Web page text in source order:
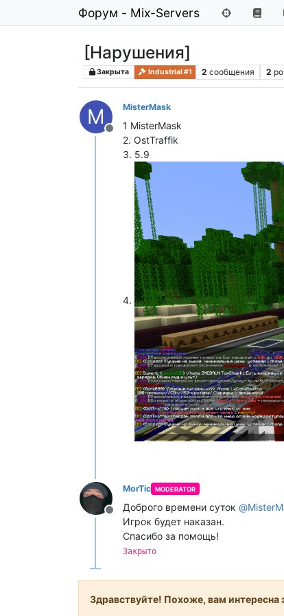
Форум - Mix-Servers
[Нарушения]
Закрыта Industrial #1 2 сообщения 2
M
Не в сети
MisterMask
1 MisterMask
2. OstTraffik
3. 5.9
4.
Не в сети
MorTic MODERATOR
Доброго времени суток @
Игрок будет наказан.
Спасибо за помощь!
Закрыто
Здравствуйте! Похоже, вам интересна